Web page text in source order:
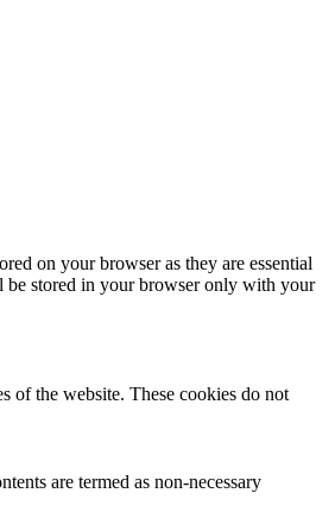
on your browser as they are essential
be stored in your browser only with your
of the website. These cookies do not
are termed as non-necessary